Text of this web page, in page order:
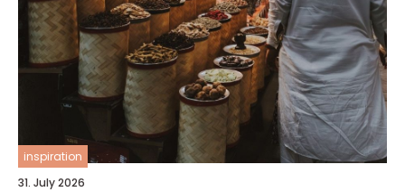
inspiration
31. July 2026